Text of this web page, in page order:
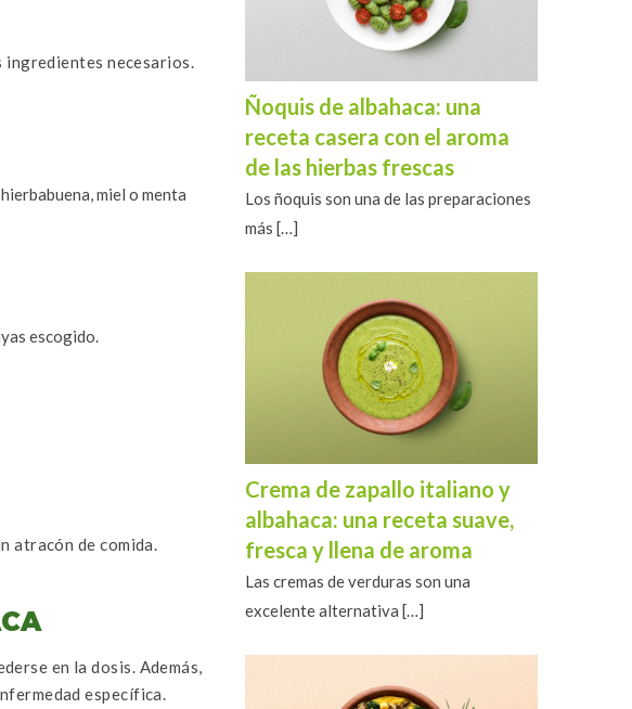
ingredientes necesarios.
miel o menta
escogido.
atracón de comida.
en la dosis. Además,
específica.
Ñoquis de albahaca: una
receta casera con el aroma
de las hierbas frescas
Los ñoquis son una de las preparaciones
más […]
Crema de zapallo italiano y
albahaca: una receta suave,
fresca y llena de aroma
Las cremas de verduras son una
excelente alternativa […]